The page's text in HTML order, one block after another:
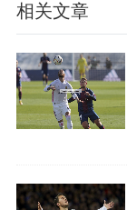
雷拉传中，奥
尔塔的首次进
皇家马德里1
些精彩瞬间?
补射打入一球
相关文章